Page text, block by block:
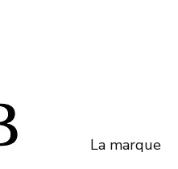
La marque